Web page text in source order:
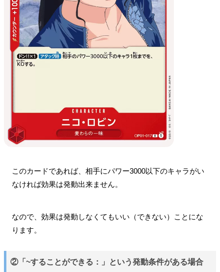
このカードであれば、相手にパワー3000以下のキャラがい
なければ効果は発動出来ません。
なので、効果は発動しなくてもいい（できない）ことにな
ります。
②「~することができる：」という発動条件がある場合